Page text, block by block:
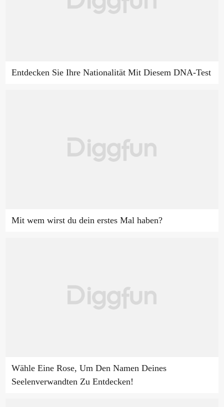
Entdecken Sie Ihre Nationalität Mit Diesem DNA-Test
Mit wem wirst du dein erstes Mal haben?
Wähle Eine Rose, Um Den Namen Deines
Seelenverwandten Zu Entdecken!